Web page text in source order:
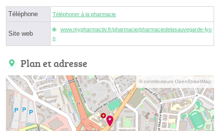
Téléphone Téléphoner à la pharmacie
Site web
www.mypharmactiv.fr/pharmacie/pharmaciedelasauvegarde-lyo
n
Plan et adresse
© contributeurs OpenStreetMap